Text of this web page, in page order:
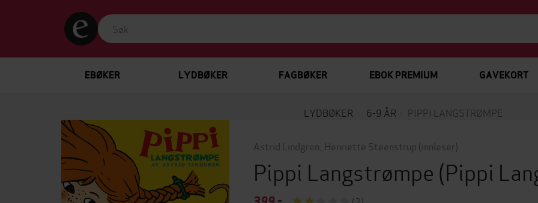
EBØKER LYDBØKER FAGBØKER EBOK PREMIUM GAVEKORT
LYDBØKER 6-9 ÅR PIPPI LANGSTRØMPE
Astrid Lindgren Henriette Steenstrup (innleser)
Pippi Langstrømpe (Pippi